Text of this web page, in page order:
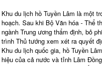
Khu du lịch hồ Tuyền Lâm là một
hoạch. Sau khi Bộ Văn hóa - Thể
ngành Trung ương thẩm định, bỏ
trình Thủ tướng xem xét ra quyết
Khu du lịch quốc gia, hồ Tuyền
hiệu của cả nước và tỉnh Lâm